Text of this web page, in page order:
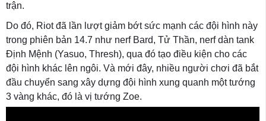
trận.
Do đó, Riot đã lần lượt giảm bớt sức mạnh các đội hình này
trong phiên bản 14.7 như nerf Bard, Tử Thần, nerf dàn tank
Định Mệnh (Yasuo, Thresh), qua đó tạo điều kiện cho các
đội hình khác lên ngôi. Và mới đây, nhiều người chơi đã bắt
đầu chuyển sang xây dựng đội hình xung quanh một tướng
3 vàng khác, đó là vị tướng Zoe.